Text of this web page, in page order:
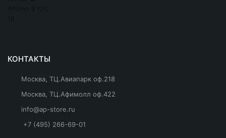
КОНТАКТЫ
Москва, ТЦ.Авиапарк оф.218
Москва, ТЦ.Афимолл оф.422
info@ap-store.ru
+7 (495) 266-69-01